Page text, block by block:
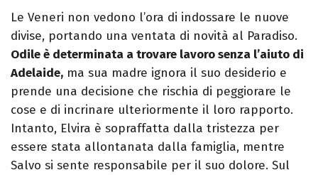
Le Veneri non vedono l’ora di indossare le nuove
divise, portando una ventata di novità al Paradiso.
Odile è determinata a trovare lavoro senza l’aiuto di
Adelaide, ma sua madre ignora il suo desiderio e
prende una decisione che rischia di peggiorare le
cose e di incrinare ulteriormente il loro rapporto.
Intanto, Elvira è sopraffatta dalla tristezza per
essere stata allontanata dalla famiglia, mentre
Salvo si sente responsabile per il suo dolore. Sul